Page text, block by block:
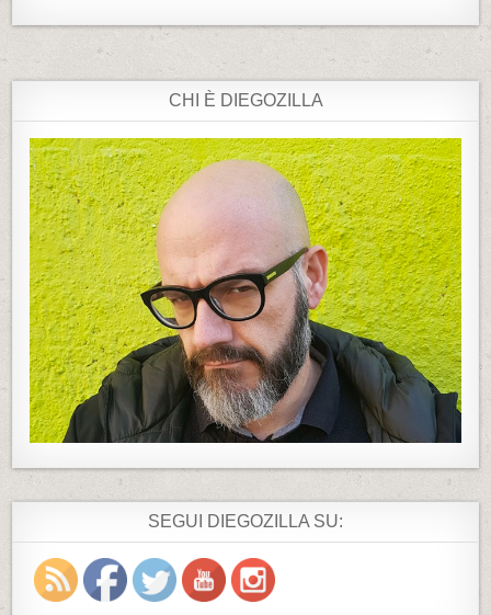
CHI È DIEGOZILLA
SEGUI DIEGOZILLA SU: